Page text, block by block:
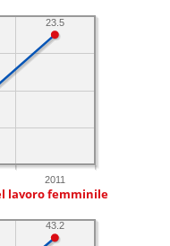
2011
23.5
lavoro femminile
43.2